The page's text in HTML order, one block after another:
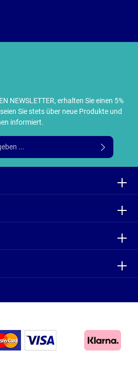
NEWSLETTER, erhalten Sie einen 5%
Sie stets über neue Produkte und
informiert.
zur Kenntnis